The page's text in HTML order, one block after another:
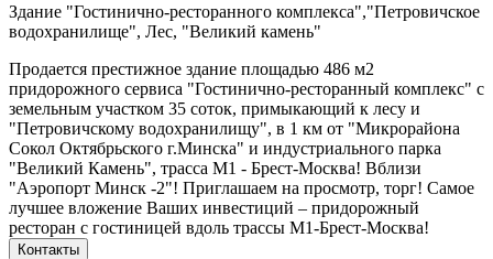
Здание "Гостинично-ресторанного комплекса","Петровичское
водохранилище", Лес, "Великий камень"
Продается престижное здание площадью 486 м2
придорожного сервиса "Гостинично-ресторанный комплекс" с
земельным участком 35 соток, примыкающий к лесу и
"Петровичскому водохранилищу", в 1 км от "Микрорайона
Сокол Октябрьского г.Минска" и индустриального парка
"Великий Камень", трасса М1 - Брест-Москва! Вблизи
"Аэропорт Минск -2"! Приглашаем на просмотр, торг! Самое
лучшее вложение Ваших инвестиций – придорожный
ресторан с гостиницей вдоль трассы М1-Брест-Москва!
Контакты